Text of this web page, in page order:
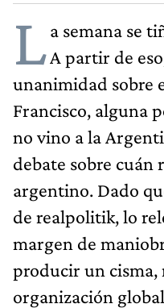
La semana se
A partir de
unanimidad sobre
Francisco, alguna
no vino a la
debate sobre cuán
argentino. Dado
de realpolitik, lo
margen de
producir un cisma,
organización